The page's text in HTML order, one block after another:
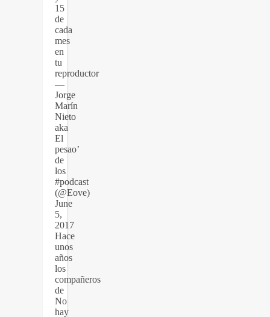
15
de
cada
mes
en
tu
reproductor
—
Jorge
Marín
Nieto
aka
El
pesao’
de
los
#podcast
(@Eove)
June
5,
2017
Hace
unos
años
los
compañeros
de
No
hay